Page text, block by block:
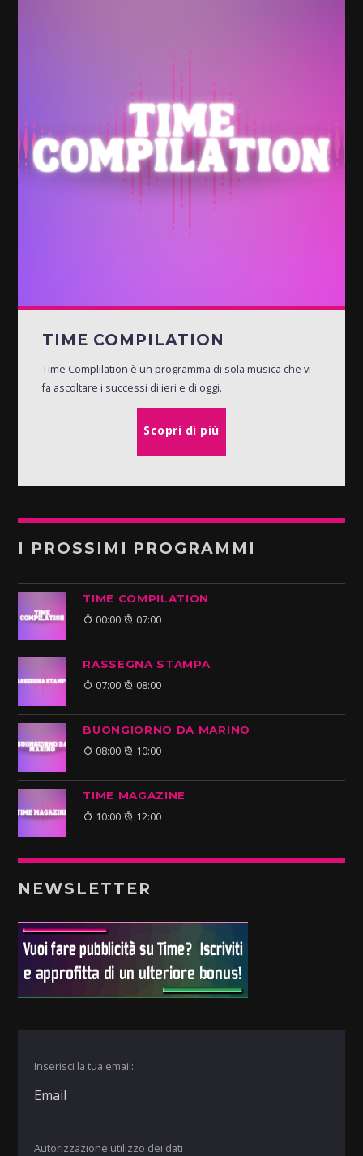
TIME COMPILATION
Time Complilation è un programma di sola musica che vi
fa ascoltare i successi di ieri e di oggi.
Scopri di più
I PROSSIMI PROGRAMMI
TIME COMPILATION
00:00 07:00
RASSEGNA STAMPA
07:00 08:00
BUONGIORNO DA MARINO
08:00 10:00
TIME MAGAZINE
10:00 12:00
NEWSLETTER
Inserisci la tua email:
Autorizzazione utilizzo dei dati